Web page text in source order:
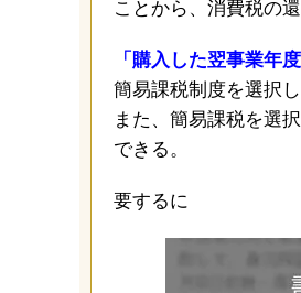
ことから、消費税の
「購入した翌事業年度
簡易課税制度を選択
また、簡易課税を選
できる。
要するに